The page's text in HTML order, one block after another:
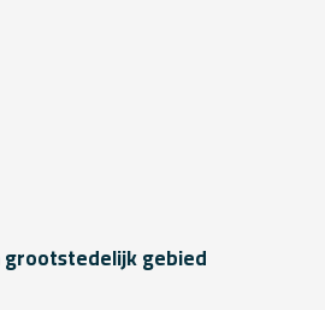
gebied